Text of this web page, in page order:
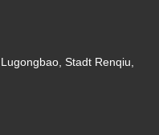
Stadt Renqiu,